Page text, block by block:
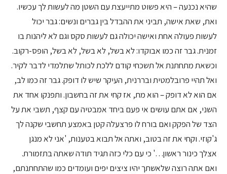
שהיא נכנעה – היא פשוט מתייעצת עם השטן מה לעשות לך עכשיו.
ואת, שאת אישה, תביני את ההבדל בין גברים ונשים: גבר יכול
לעשות פעולה אחת ואישה יכולה גם לעשות סקס וגם לא ליהנות בו
זמנית. גבר זה כמו אבוקדו: לא בשל, לא בשל, לא בשל, הופס-רקוב.
וכשאת מתחתנת אל תשכחי קודם ללכת לכותל שתלמדי לדבר לקיר.
ואל תהיי פרובלמטית ובררנית, העיקר שיש לו דופק. גבר זה כמו לב,
אם הוא לא דופק – הוא מת, אז קחי את זה בחשבון. ותפנקו אחד את
השני, אם אתם עושים אי פעם ביחד אמבטיה עם קצף, תשבי את על
הצד של הפקק ואם בורח לו פרצעלה קטן באמצע תחשבי שקנה לך
ג'קוזי. וקחי את זה בטוב, ואתה אל תבוא בטענות, 'אני לא מנגן
אצלך כינור ראשון…' כי עם כלי כזה תגיד תודה שאתה בתזמורת.
ואם אתה רוצה שלאשתך יהיו ציצים יפים ועומדים כמו שהתחתנתם,